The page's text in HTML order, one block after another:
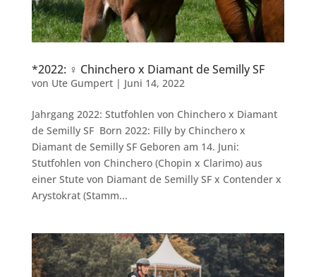
*2022: ♀ Chinchero x Diamant de Semilly SF
von Ute Gumpert| Juni 14, 2022
Jahrgang 2022: Stutfohlen von Chinchero x Diamant
de Semilly SF Born 2022: Filly by Chinchero x
Diamant de Semilly SF Geboren am 14. Juni:
Stutfohlen von Chinchero (Chopin x Clarimo) aus
einer Stute von Diamant de Semilly SF x Contender x
Arystokrat (Stamm...